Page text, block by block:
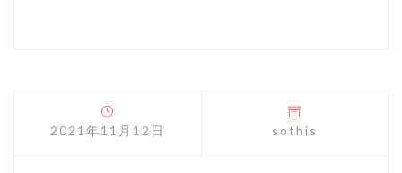
2021年11月12日 sothis